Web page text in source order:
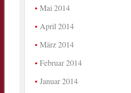
Mai 2014
April 2014
März 2014
Februar 2014
Januar 2014